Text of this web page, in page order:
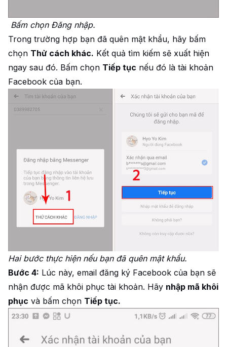
Bấm chọn Đăng nhập.
Trong trường hợp bạn đã quên mật khẩu, hãy bấm
chọn Thử cách khác. Kết quả tìm kiếm sẽ xuất hiện
ngay sau đó. Bấm chọn Tiếp tục nếu đó là tài khoản
Facebook của bạn.
Hai bước thực hiện nếu bạn đã quên mật khẩu.
Bước 4: Lúc này, email đăng ký Facebook của bạn sẽ
nhận được mã khôi phục tài khoản. Hãy nhập mã khôi
phục và bấm chọn Tiếp tục.